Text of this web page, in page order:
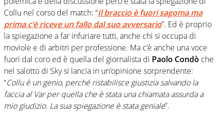
Collu nel corso del match: “Il braccio è fuori sagoma ma
prima c’è riceve un fallo dal suo avversario”. Ed è proprio
la spiegazione a far infuriare tutti, anche chi si occupa di
moviole e di arbitri per professione. Ma c’è anche una voce
fuori dal coro ed è quella del giornalista di Paolo Condò che
nel salotto di Sky si lancia in un’opinione sorprendente:
“Collu è un genio, perché ristabilisce giustizia salvando la
faccia al Var per quella che è stata una chiamata assurda a
mio giudizio. La sua spiegazione è stata geniale”.